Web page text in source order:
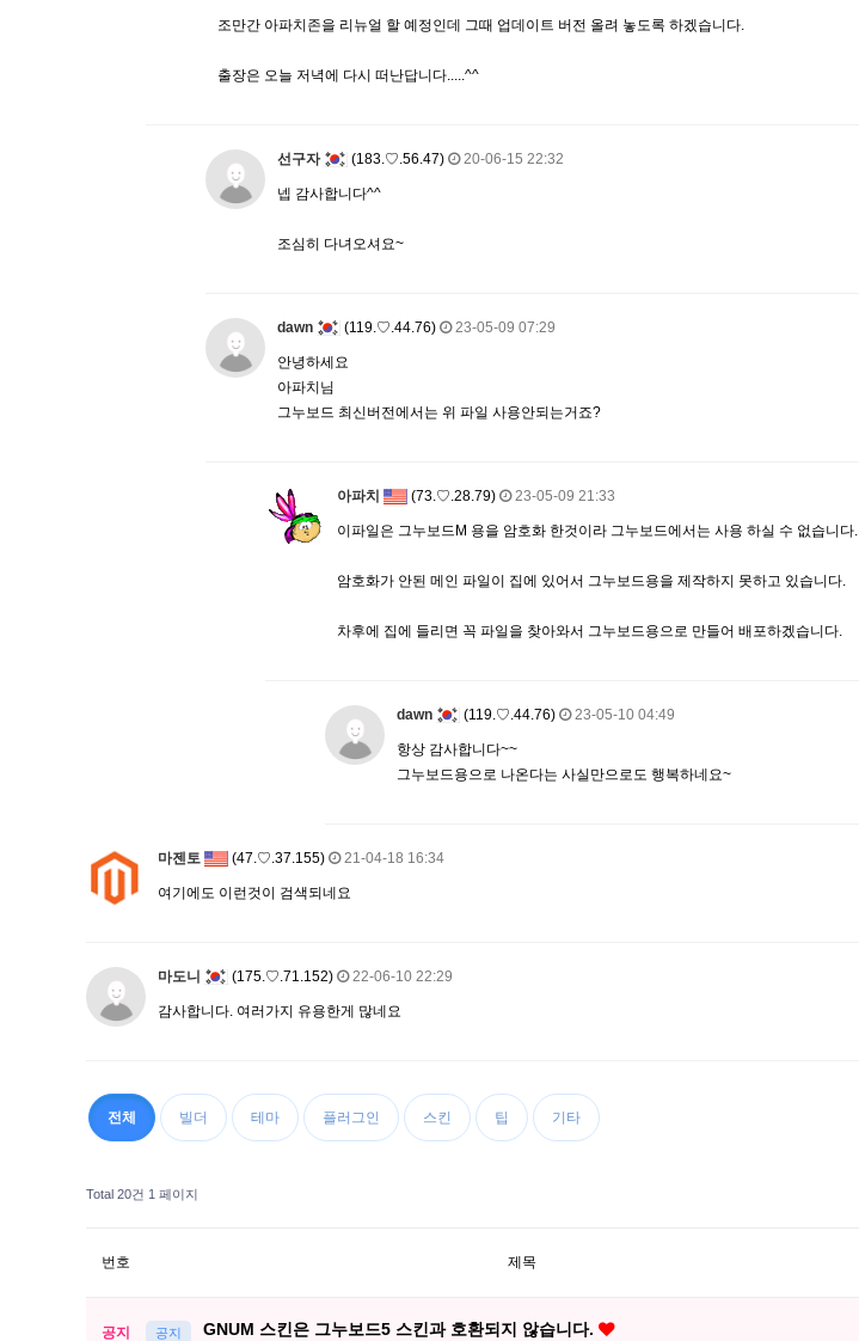
조만간 아파치존을 리뉴얼 할 예정인데 그때 업데이트 버전 올려 놓도록 하겠습니다.
출장은 오늘 저녁에 다시 떠난답니다.....^^
선구자 (183.♡.56.47) 20-06-15 22:32
넵 감사합니다^^
조심히 다녀오셔요~
dawn (119.♡.44.76) 23-05-09 07:29
안녕하세요
아파치님
그누보드 최신버전에서는 위 파일 사용안되는거죠?
아파치 (73.♡.28.79) 23-05-09 21:33
이파일은 그누보드M 용을 암호화 한것이라 그누보드에서는 사용 하실 수 없습니다.
암호화가 안된 메인 파일이 집에 있어서 그누보드용을 제작하지 못하고 있습니다.
차후에 집에 들리면 꼭 파일을 찾아와서 그누보드용으로 만들어 배포하겠습니다.
dawn (119.♡.44.76) 23-05-10 04:49
항상 감사합니다~~
그누보드용으로 나온다는 사실만으로도 행복하네요~
마젠토 (47.♡.37.155) 21-04-18 16:34
여기에도 이런것이 검색되네요
마도니 (175.♡.71.152) 22-06-10 22:29
감사합니다. 여러가지 유용한게 많네요
전체 빌더 테마 플러그인 스킨 팁 기타
Total 20건 1 페이지
번호 제목
공지 공지 GNUM 스킨은 그누보드5 스킨과 호환되지 않습니다.